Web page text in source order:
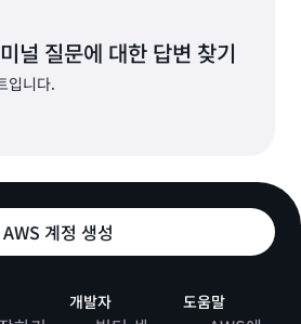
널 질문에 대한 답변 찾기
입니다.
AWS 계정 생성
개발자 도움말